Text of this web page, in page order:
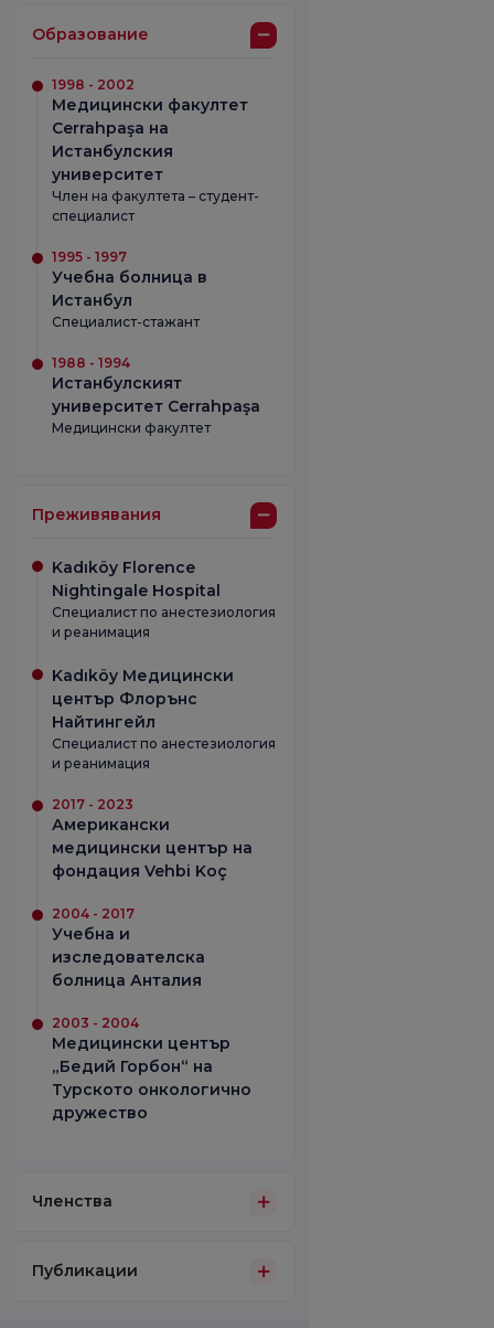
Образование
1998 - 2002
Медицински факултет
Cerrahpaşa на
Истанбулския
университет
Член на факултета – студент-
специалист
1995 - 1997
Учебна болница в
Истанбул
Специалист-стажант
1988 - 1994
Истанбулският
университет Cerrahpaşa
Медицински факултет
Преживявания
Kadıköy Florence
Nightingale Hospital
Специалист по анестезиология
и реанимация
Kadıköy Медицински
център Флорънс
Найтингейл
Специалист по анестезиология
и реанимация
2017 - 2023
Американски
медицински център на
фондация Vehbi Koç
2004 - 2017
Учебна и
изследователска
болница Анталия
2003 - 2004
Медицински център
„Бедий Горбон“ на
Турското онкологично
дружество
Членства
Публикации